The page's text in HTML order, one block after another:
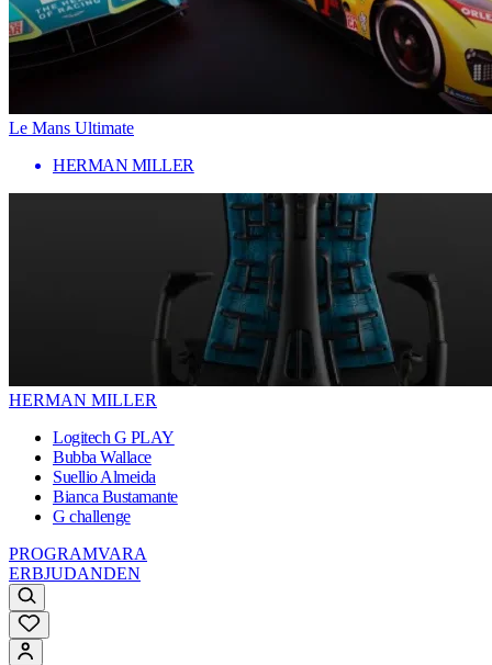
Le Mans Ultimate
HERMAN MILLER
HERMAN MILLER
Logitech G PLAY
Bubba Wallace
Suellio Almeida
Bianca Bustamante
G challenge
PROGRAMVARA
ERBJUDANDEN